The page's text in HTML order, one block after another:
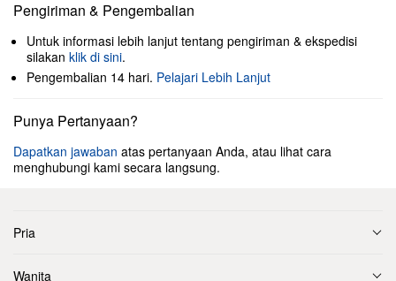
Pengiriman & Pengembalian
Untuk informasi lebih lanjut tentang pengiriman & ekspedisi
silakan klik di sini.
Pengembalian 14 hari. Pelajari Lebih Lanjut
Punya Pertanyaan?
Dapatkan jawaban atas pertanyaan Anda, atau lihat cara
menghubungi kami secara langsung.
Pria
Wanita